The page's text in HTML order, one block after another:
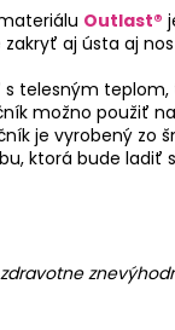
Outlast®
aj ústa aj
telesným teplom,
možno použiť
je vyrobený zo
ktorá bude ladiť